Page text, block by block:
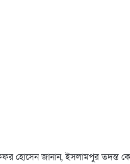
হোসেন জানান, ইসলামপুর তদন্ত